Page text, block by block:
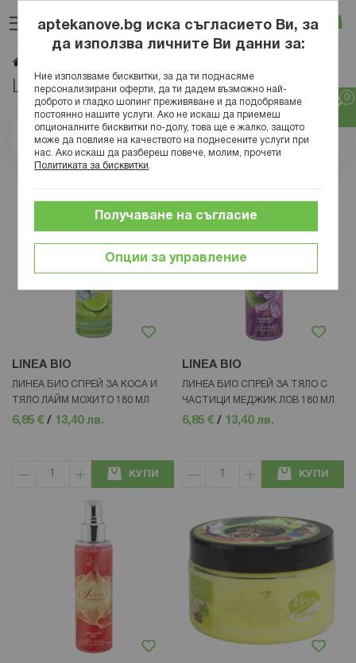
към
съдържанието
Вход
LINEA BIO
Позиция
LINEA BIO
ЛИНЕА БИО СПРЕЙ ЗА КОСА И
ТЯЛО ЛАЙМ МОХИТО 180 МЛ
6,85 € / 13,40 лв.
КУПИ
LINEA BIO
ЛИНЕА БИО СПРЕЙ ЗА ТЯЛО С
ЧАСТИЦИ МЕДЖИК ЛОВ 180 МЛ
6,85 € / 13,40 лв.
КУПИ
aptekanove.bg иска съгласието Ви, за
да използва личните Ви данни за:
Ние използваме бисквитки, за да ти поднасяме
персонализирани оферти, да ти дадем възможно най-
доброто и гладко шопинг преживяване и да подобряваме
постоянно нашите услуги. Ако не искаш да приемеш
опционалните бисквитки по-долу, това ще е жалко, защото
може да повлияе на качеството на поднесените услуги при
нас. Ако искаш да разбереш повече, молим, прочети
Политиката за бисквитки
Опции за управление
Получаване на съгласие